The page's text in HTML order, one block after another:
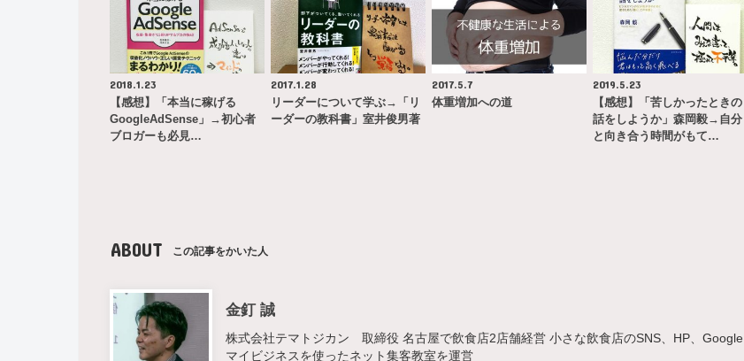
2018.1.23
【感想】「本当に稼げる
GoogleAdSense」→初心者
ブロガーも必見…
2017.1.28
リーダーについて学ぶ→「リ
ーダーの教科書」室井俊男著
2017.5.7
体重増加への道
2019.5.23
【感想】「苦しかったときの
話をしようか」森岡毅→自分
と向き合う時間がもて…
ABOUT この記事をかいた人
金釘 誠
株式会社テマトジカン 取締役 名古屋で飲食店2店舗経営 小さな飲食店のSNS、HP、Google
マイビジネスを使ったネット集客教室を運営